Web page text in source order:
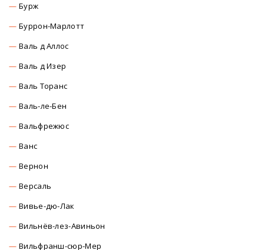
Бурж
Буррон-Марлотт
Валь д Аллос
Валь д Изер
Валь Торанс
Валь-ле-Бен
Вальфрежюс
Ванс
Вернон
Версаль
Вивье-дю-Лак
Вильнёв-лез-Авиньон
Вильфранш-сюр-Мер